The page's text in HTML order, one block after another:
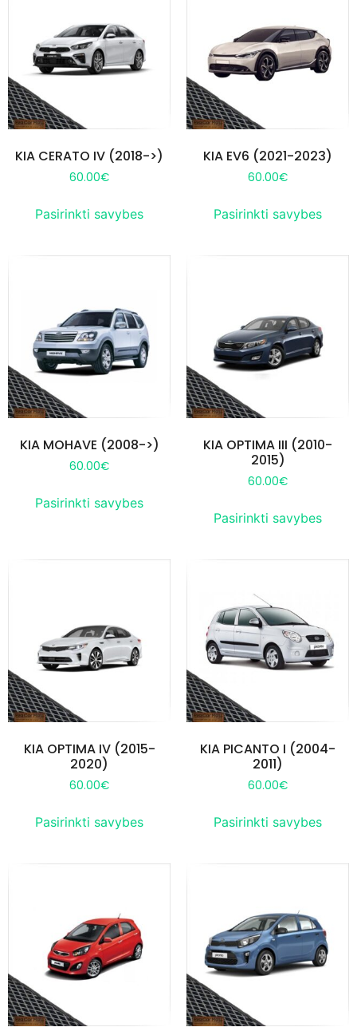
KIA CERATO IV (2018->)
60.00€
Pasirinkti savybes
KIA EV6 (2021-2023)
60.00€
Pasirinkti savybes
KIA MOHAVE (2008->)
60.00€
Pasirinkti savybes
KIA OPTIMA III (2010-
2015)
60.00€
Pasirinkti savybes
KIA OPTIMA IV (2015-
2020)
60.00€
Pasirinkti savybes
KIA PICANTO I (2004-
2011)
60.00€
Pasirinkti savybes